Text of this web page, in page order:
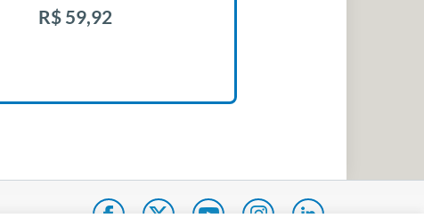
R$ 59,92